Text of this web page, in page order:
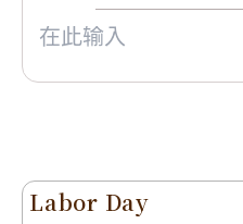
Labor Day